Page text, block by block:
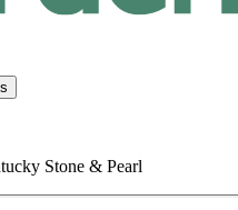
Stone & Pearl